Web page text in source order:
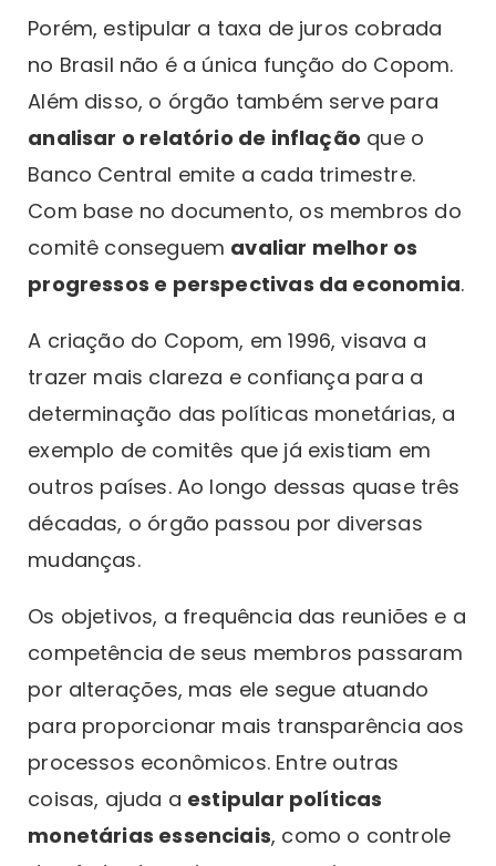
Porém, estipular a taxa de juros cobrada
no Brasil não é a única função do Copom.
Além disso, o órgão também serve para
analisar o relatório de inflação que o
Banco Central emite a cada trimestre.
Com base no documento, os membros do
comitê conseguem avaliar melhor os
progressos e perspectivas da economia.
A criação do Copom, em 1996, visava a
trazer mais clareza e confiança para a
determinação das políticas monetárias, a
exemplo de comitês que já existiam em
outros países. Ao longo dessas quase três
décadas, o órgão passou por diversas
mudanças.
Os objetivos, a frequência das reuniões e a
competência de seus membros passaram
por alterações, mas ele segue atuando
para proporcionar mais transparência aos
processos econômicos. Entre outras
coisas, ajuda a estipular políticas
monetárias essenciais, como o controle